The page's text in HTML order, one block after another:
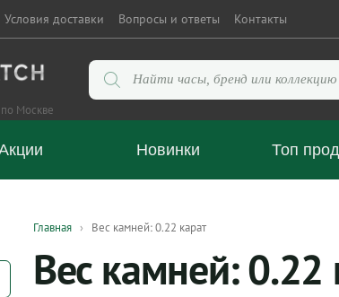
Условия доставки Вопросы и ответы Контакты
Москве
Поиск
товаров
Новинки Топ
Главная Вес камней: 0.22 карат
Вес камней: 0.22